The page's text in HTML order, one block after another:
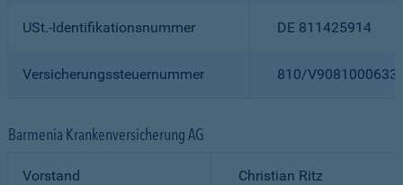
USt.-Identifikationsnummer DE 811425914
Versicherungssteuernummer 810/
Barmenia Krankenversicherung AG
Vorstand
Christian Ritz